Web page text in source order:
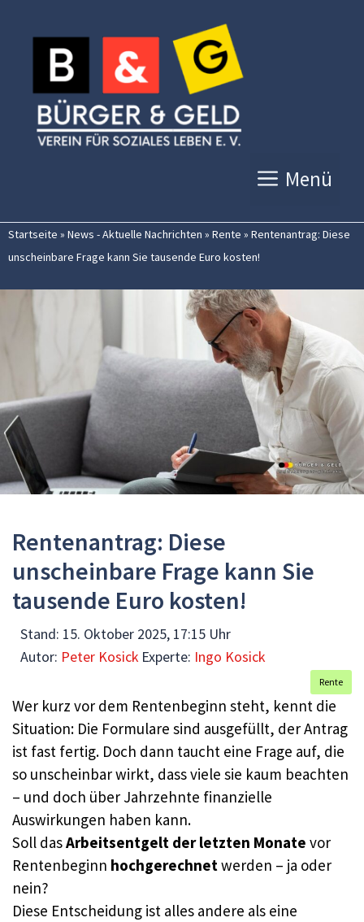
Inhalt
springen
Menü
Startseite » News - Aktuelle Nachrichten » Rente » Rentenantrag: Diese
unscheinbare Frage kann Sie tausende Euro kosten!
Rentenantrag: Diese
unscheinbare Frage kann Sie
tausende Euro kosten!
Stand: 15. Oktober 2025, 17:15 Uhr
Autor: Peter Kosick Experte: Ingo Kosick
Rente
Wer kurz vor dem Rentenbeginn steht, kennt die
Situation: Die Formulare sind ausgefüllt, der Antrag
ist fast fertig. Doch dann taucht eine Frage auf, die
so unscheinbar wirkt, dass viele sie kaum beachten
– und doch über Jahrzehnte finanzielle
Auswirkungen haben kann.
Soll dasArbeitsentgelt der letzten Monate vor
Rentenbeginn hochgerechnetwerden – ja oder
nein?
Diese Entscheidung ist alles andere als eine